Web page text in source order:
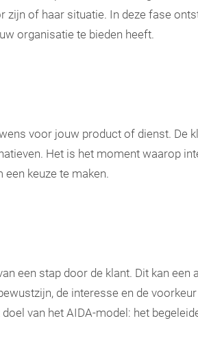
of haar situatie. In deze fase
organisatie te bieden heeft.
voor jouw product of dienst. De
Het is het moment waarop
keuze te maken.
een stap door de klant. Dit kan een
de interesse en de
van het AIDA-model: het